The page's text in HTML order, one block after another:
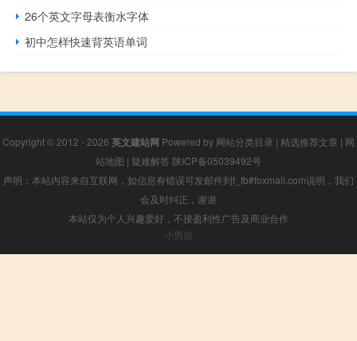
26个英文字母表衡水字体
初中怎样快速背英语单词
Copyright © 2012 - 2026 英文建站网 Powered by 网站分类目录 | 精选推荐文章 | 网
站地图 | 疑难解答 陕ICP备05039492号
声明：本站内容来自互联网，如信息有错误可发邮件到f_fb#foxmail.com说明，我们
会及时纠正，谢谢
本站仅为个人兴趣爱好，不接盈利性广告及商业合作
小男孩